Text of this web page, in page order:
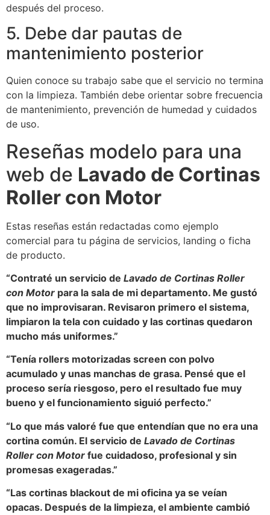
después del proceso.
5. Debe dar pautas de
mantenimiento posterior
Quien conoce su trabajo sabe que el servicio no termina
con la limpieza. También debe orientar sobre frecuencia
de mantenimiento, prevención de humedad y cuidados
de uso.
Reseñas modelo para una
web de Lavado de Cortinas
Roller con Motor
Estas reseñas están redactadas como ejemplo
comercial para tu página de servicios, landing o ficha
de producto.
“Contraté un servicio de Lavado de Cortinas Roller
con Motor para la sala de mi departamento. Me gustó
que no improvisaran. Revisaron primero el sistema,
limpiaron la tela con cuidado y las cortinas quedaron
mucho más uniformes.”
“Tenía rollers motorizadas screen con polvo
acumulado y unas manchas de grasa. Pensé que el
proceso sería riesgoso, pero el resultado fue muy
bueno y el funcionamiento siguió perfecto.”
“Lo que más valoré fue que entendían que no era una
cortina común. El servicio de Lavado de Cortinas
Roller con Motor fue cuidadoso, profesional y sin
promesas exageradas.”
“Las cortinas blackout de mi oficina ya se veían
opacas. Después de la limpieza, el ambiente cambió